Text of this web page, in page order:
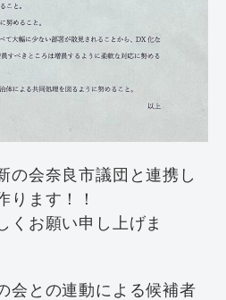
の会奈良市議団と連携し
ります！！
くお願い申し上げま
会との連動による候補者